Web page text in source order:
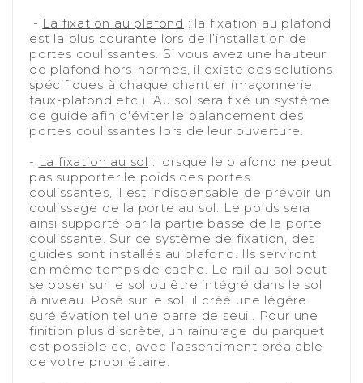
- La fixation au plafond : la fixation au plafond
est la plus courante lors de l’installation de
portes coulissantes. Si vous avez une hauteur
de plafond hors-normes, il existe des solutions
spécifiques à chaque chantier (maçonnerie,
faux-plafond etc.). Au sol sera fixé un système
de guide afin d'éviter le balancement des
portes coulissantes lors de leur ouverture.
- La fixation au sol : lorsque le plafond ne peut
pas supporter le poids des portes
coulissantes, il est indispensable de prévoir un
coulissage de la porte au sol. Le poids sera
ainsi supporté par la partie basse de la porte
coulissante. Sur ce système de fixation, des
guides sont installés au plafond. Ils serviront
en même temps de cache. Le rail au sol peut
se poser sur le sol ou être intégré dans le sol
à niveau. Posé sur le sol, il créé une légère
surélévation tel une barre de seuil. Pour une
finition plus discrète, un rainurage du parquet
est possible ce, avec l’assentiment préalable
de votre propriétaire.